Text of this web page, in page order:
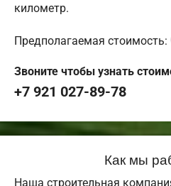
километр.
Предполагаемая стоимость:
Звоните чтобы узнать
+7 921 027-89-78
Как мы
Наша строительная